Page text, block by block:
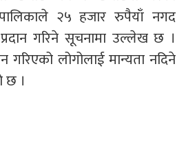
२५ हजार रुपैयाँ नगद
गरिने सूचनामा उल्लेख छ ।
गरिएको लोगोलाई मान्यता नदिने
छ ।